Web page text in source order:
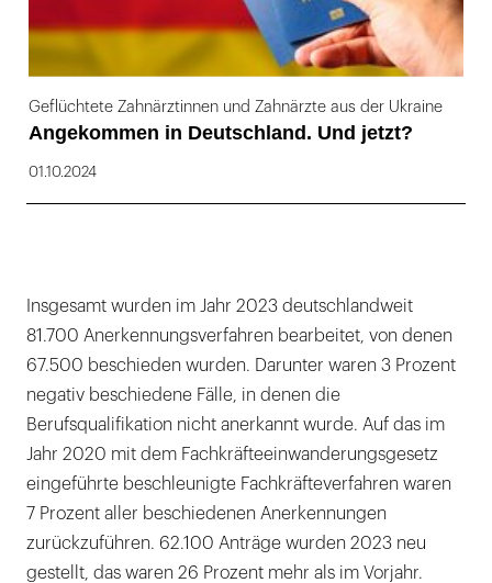
Geflüchtete Zahnärztinnen und Zahnärzte aus der Ukraine
Angekommen in Deutschland. Und jetzt?
01.10.2024
Insgesamt wurden im Jahr 2023 deutschlandweit
81.700 Anerkennungsverfahren bearbeitet, von denen
67.500 beschieden wurden. Darunter waren 3 Prozent
negativ beschiedene Fälle, in denen die
Berufsqualifikation nicht anerkannt wurde. Auf das im
Jahr 2020 mit dem Fachkräfteeinwanderungsgesetz
eingeführte beschleunigte Fachkräfteverfahren waren
7 Prozent aller beschiedenen Anerkennungen
zurückzuführen. 62.100 Anträge wurden 2023 neu
gestellt, das waren 26 Prozent mehr als im Vorjahr.